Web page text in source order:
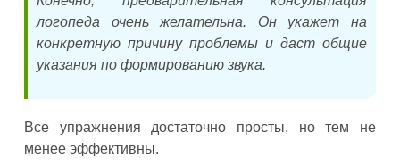
логопеда очень желательна. Он укажет на
конкретную причину проблемы и даст общие
указания по формированию звука.
Все упражнения достаточно просты, но тем не
менее эффективны.